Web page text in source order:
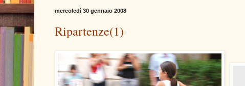
mercoledì 30 gennaio 2008
Ripartenze(1)